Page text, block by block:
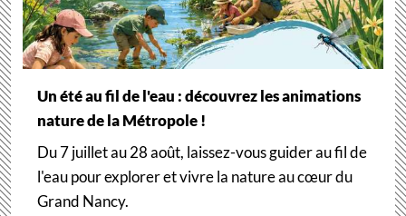
Un été au fil de l'eau : découvrez les animations
nature de la Métropole !
Du 7 juillet au 28 août, laissez-vous guider au fil de
l'eau pour explorer et vivre la nature au cœur du
Grand Nancy.